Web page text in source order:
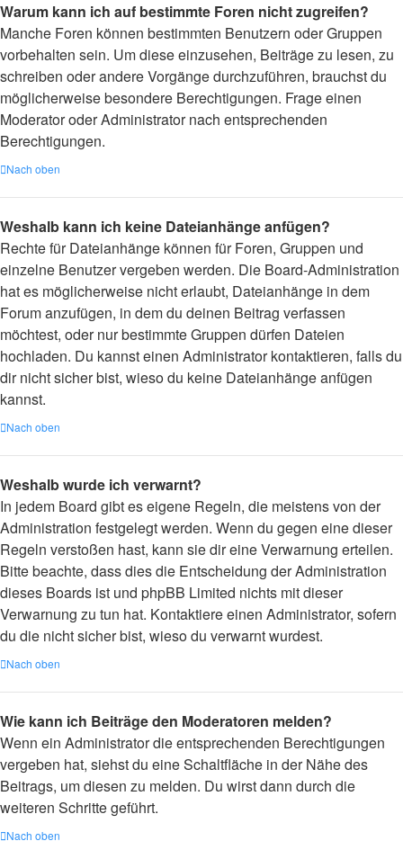
Warum kann ich auf bestimmte Foren nicht zugreifen?
Manche Foren können bestimmten Benutzern oder Gruppen
vorbehalten sein. Um diese einzusehen, Beiträge zu lesen, zu
schreiben oder andere Vorgänge durchzuführen, brauchst du
möglicherweise besondere Berechtigungen. Frage einen
Moderator oder Administrator nach entsprechenden
Berechtigungen.
Nach oben
Weshalb kann ich keine Dateianhänge anfügen?
Rechte für Dateianhänge können für Foren, Gruppen und
einzelne Benutzer vergeben werden. Die Board-Administration
hat es möglicherweise nicht erlaubt, Dateianhänge in dem
Forum anzufügen, in dem du deinen Beitrag verfassen
möchtest, oder nur bestimmte Gruppen dürfen Dateien
hochladen. Du kannst einen Administrator kontaktieren, falls du
dir nicht sicher bist, wieso du keine Dateianhänge anfügen
kannst.
Nach oben
Weshalb wurde ich verwarnt?
In jedem Board gibt es eigene Regeln, die meistens von der
Administration festgelegt werden. Wenn du gegen eine dieser
Regeln verstoßen hast, kann sie dir eine Verwarnung erteilen.
Bitte beachte, dass dies die Entscheidung der Administration
dieses Boards ist und phpBB Limited nichts mit dieser
Verwarnung zu tun hat. Kontaktiere einen Administrator, sofern
du die nicht sicher bist, wieso du verwarnt wurdest.
Nach oben
Wie kann ich Beiträge den Moderatoren melden?
Wenn ein Administrator die entsprechenden Berechtigungen
vergeben hat, siehst du eine Schaltfläche in der Nähe des
Beitrags, um diesen zu melden. Du wirst dann durch die
weiteren Schritte geführt.
Nach oben